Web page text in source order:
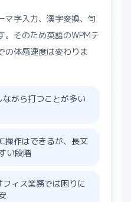
マ字入力、漢字変換、句
。そのため英語のWPMテ
の体感速度は変わりま
がら打つことが多い
操作はできるが、長文
い段階
ィス業務では困りに